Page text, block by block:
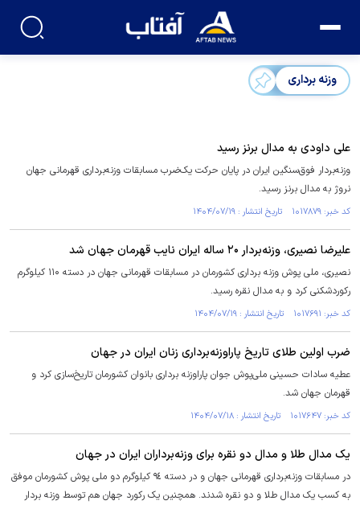
وزنه برداری
علی داودی به مدال برنز رسید
وزنه‌بردار فوق‌سنگین ایران در پایان حرکت یک‌ضرب مسابقات وزنه‌برداری قهرمانی جهان
نروژ به مدال برنز رسید.
کد خبر: ۱۰۱۷۸۷۹ تاریخ انتشار : ۱۴۰۴/۰۷/۱۹
علیرضا نصیری، وزنه‌بردار ۲۰ ساله ایران نایب قهرمان جهان شد
نصیری، ملی پوش وزنه برداری کشورمان در مسابقات قهرمانی جهان در دسته ۱۱۰ کیلوگرم
رکوردشکنی کرد و به مدال نقره رسید.
کد خبر: ۱۰۱۷۶۹۱ تاریخ انتشار : ۱۴۰۴/۰۷/۱۹
ضرب اولین طلای تاریخ پاراوزنه‌برداری زنان ایران در جهان
عطیه سادات حسینی ملی‌پوش جوان پاراوزنه برداری بانوان کشورمان تاریخ‌سازی کرد و
قهرمان جهان شد.
کد خبر: ۱۰۱۷۶۴۷ تاریخ انتشار : ۱۴۰۴/۰۷/۱۸
یک مدال طلا و مدال دو نقره برای وزنه‌برداران ایران در جهان
در مسابقات وزنه‌برداری قهرمانی جهان و در دسته ٩٤ کیلوگرم دو ملی پوش کشورمان موفق
به کسب یک مدال طلا و دو نقره شدند. همچنین یک رکورد جهان هم توسط وزنه بردار